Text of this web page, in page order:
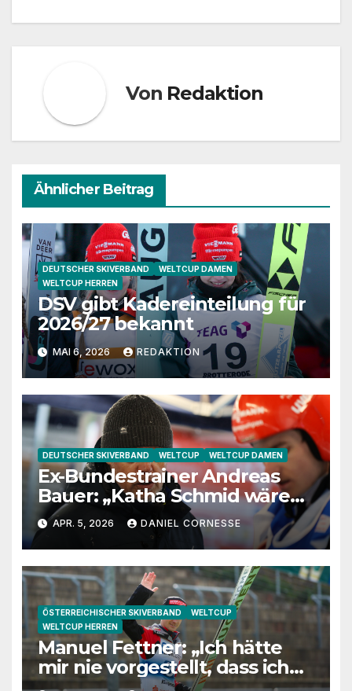
Von Redaktion
Ähnlicher Beitrag
DEUTSCHER SKIVERBAND
WELTCUP DAMEN
WELTCUP HERREN
DSV gibt Kadereinteilung für
2026/27 bekannt
MAI 6, 2026 REDAKTION
DEUTSCHER SKIVERBAND WELTCUP WELTCUP DAMEN
Ex-Bundestrainer Andreas
Bauer: „Katha Schmid wäre
eine extrem gute
Jugendtrainerin“
APR. 5, 2026 DANIEL CORNESSE
ÖSTERREICHISCHER SKIVERBAND
WELTCUP
WELTCUP HERREN
Manuel Fettner: „Ich hätte
mir nie vorgestellt, dass ich